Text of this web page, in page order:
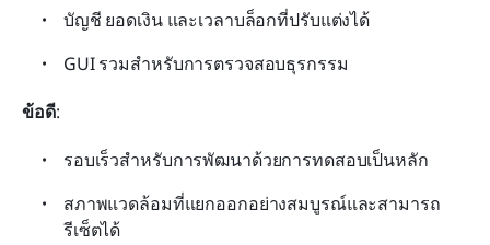
บัญชี ยอดเงิน และเวลาบล็อกที่ปรับแต่งได้
GUI รวมสำหรับการตรวจสอบธุรกรรม
ข้อดี:
รอบเร็วสำหรับการพัฒนาด้วยการทดสอบเป็นหลัก
สภาพแวดล้อมที่แยกออกอย่างสมบูรณ์และสามารถ
รีเซ็ตได้